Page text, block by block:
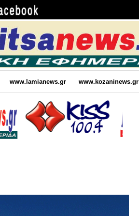
www.lamianews.gr www.kozaninews.gr